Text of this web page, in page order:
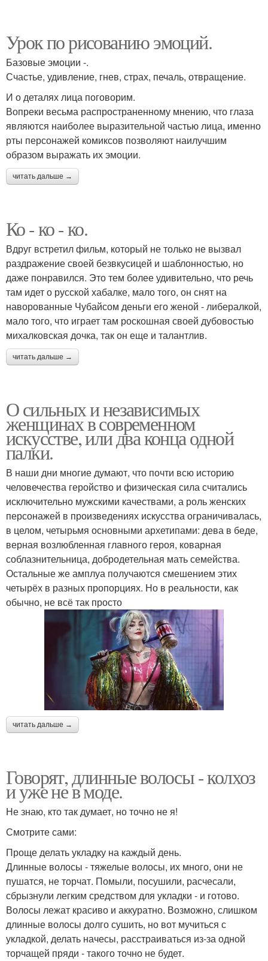
Урок по рисованию эмоций.
Базовые эмоции -.
Счастье, удивление, гнев, страх, печаль, отвращение.
И о деталях лица поговорим.
Вопреки весьма распространенному мнению, что глаза
являются наиболее выразительной частью лица, именно
рты персонажей комиксов позволяют наилучшим
образом выражать их эмоции.
читать дальше →
Ко - ко - ко.
Вдруг встретил фильм, который не только не вызвал
раздражение своей безвкусицей и шаблонностью, но
даже понравился. Это тем более удивительно, что речь
там идет о русской хабалке, мало того, он снят на
наворованные Чубайсом деньги его женой - либералкой,
мало того, что играет там роскошная своей дубовостью
михалковская дочка, так он еще и талантлив.
читать дальше →
О сильных и независимых
женщинах в современном
искусстве, или два конца одной
палки.
В наши дни многие думают, что почти всю историю
человечества геройство и физическая сила считались
исключительно мужскими качествами, а роль женских
персонажей в произведениях искусства ограничивалась,
в целом, четырьмя основными архетипами: дева в беде,
верная возлюбленная главного героя, коварная
соблазнительница, добродетельная мать семейства.
Остальные же амплуа получаются смешением этих
четырёх в разных пропорциях. Но в реальности, как
обычно, не всё так просто
читать дальше →
Говорят, длинные волосы - колхоз
и уже не в моде.
Не знаю, кто так думает, но точно не я!
Смотрите сами:
Проще делать укладку на каждый день.
Длинные волосы - тяжелые волосы, их много, они не
пушатся, не торчат. Помыли, посушили, расчесали,
сбрызнули легким средством для укладки - и готово.
Волосы лежат красиво и аккуратно. Возможно, слишком
длинные волосы долго сушить, но вот мучиться с
укладкой, делать начесы, расстраиваться из-за одной
торчащей пряди - такого точно не будет.